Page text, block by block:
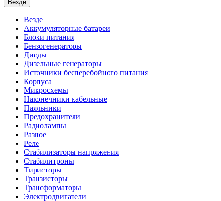
Везде
Везде
Аккумуляторные батареи
Блоки питания
Бензогенераторы
Диоды
Дизельные генераторы
Источники бесперебойного питания
Корпуса
Микросхемы
Наконечники кабельные
Паяльники
Предохранители
Радиолампы
Разное
Реле
Стабилизаторы напряжения
Стабилитроны
Тиристоры
Транзисторы
Трансформаторы
Электродвигатели